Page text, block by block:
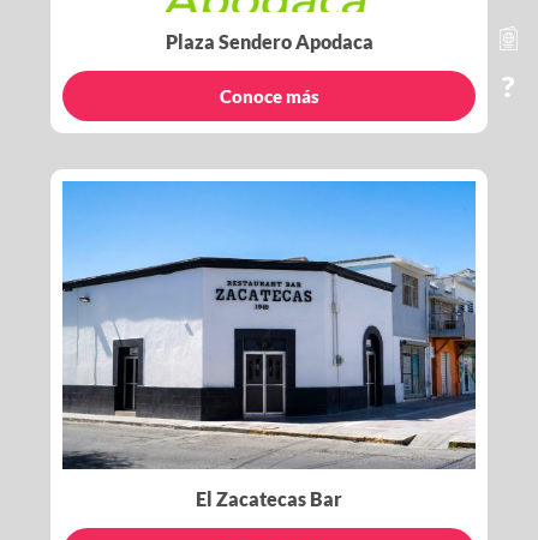
Plaza Sendero Apodaca
Conoce más
El Zacatecas Bar